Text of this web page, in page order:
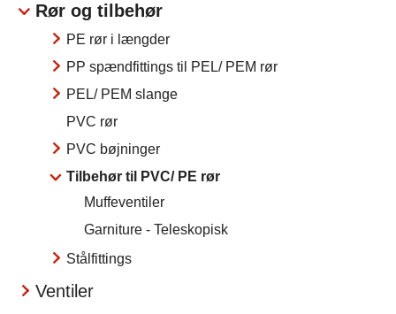
Rør og tilbehør
PE rør i længder
PP spændfittings til PEL/ PEM rør
PEL/ PEM slange
PVC rør
PVC bøjninger
Tilbehør til PVC/ PE rør
Muffeventiler
Garniture - Teleskopisk
Stålfittings
Ventiler